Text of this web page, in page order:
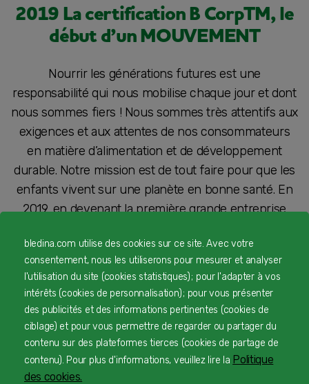
2019 La certification B CorpTM, le
début d’un MOUVEMENT
Nourrir les générations futures est une
responsabilité qui nous mobilise chaque jour et dont
nous sommes fiers ! Nous sommes très attentifs aux
exigences et aux attentes de nos consommateurs
en matière d’alimentation et de développement
durable. Notre mission est de tout faire pour que les
enfants vivent sur une planète en bonne santé. En
2019, en devenant la première grande entreprise
engagés à accélérer la transformation de notre
entreprise socialement et économiquement.
Le processus est lancé : nous travaillons main dans
la main avec les consommateurs, les parents, les
agriculteurs, les salariés, les scientifiques, les
fournisseurs, les institutions pour construireun
monde meilleur
bledina.com utilise des cookies sur ce site. Avec votre
consentement, nous les utiliserons pour mesurer et analyser
l'utilisation du site (cookies statistiques) ; pour l'adapter à vos
intérêts (cookies de personnalisation) ; pour vous présenter
des publicités et des informations pertinentes (cookies de
ciblage) et pour vous permettre de regarder ou partager du
contenu sur des plateformes tierces (cookies de partage de
contenu). Pour plus d'informations, veuillez lire la Politique
des cookies.